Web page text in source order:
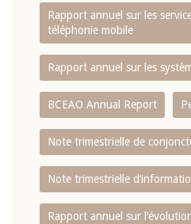
Rapport annuel sur les
téléphonie mobile
Rapport annuel sur les
BCEAO Annual Report
Note trimestrielle de
Note trimestrielle
Rapport annuel sur